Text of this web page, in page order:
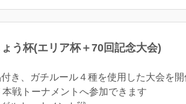
う杯(エリア杯＋70回記念大会)
き、ガチルール４種を使用した大会を
本戦トーナメントへ参加できます